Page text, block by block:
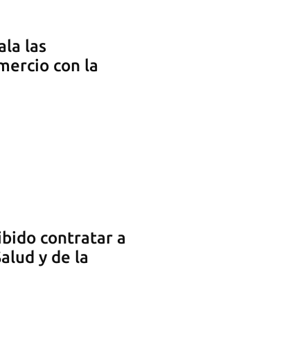
las
con la
contratar a
y de la